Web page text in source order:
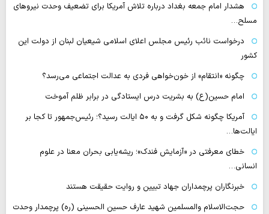
هشدار امام جمعه بغداد درباره تلاش آمریکا برای تضعیف وحدت نیروهای
مسلح…
درخواست نائب رئیس مجلس اعلای اسلامی شیعیان لبنان از دولت این
کشور
چگونه «انتقام» از خون‌خواهی فردی به عدالت اجتماعی می‌رسد؟
امام حسین(ع) به بشریت درس ایستادگی در برابر ظلم آموخت
آمریکا چگونه شکل گرفت و به ۵۰ ایالت رسید؟؛ رئیس‌جمهور تا کجا بر
ایالت‌ها…
خطای معرفتی در «آزمایش فندک»؛ ریشه‌یابی بحران معنا در علوم
انسانی…
خبرنگاران پرچمداران جهاد تبیین و روایت حقیقت هستند
حجت‌الاسلام والمسلمین شهید عارف حسین الحسینی (ره) پرچمدار وحدت